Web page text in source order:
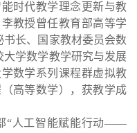
时代教学理念更新与教
教授曾任教育部高等学
长、国家教材委员会数
学数学教学研究与发展
学数学系列课程群虚拟教
高等数学），获教学成
“人工智能赋能行动——